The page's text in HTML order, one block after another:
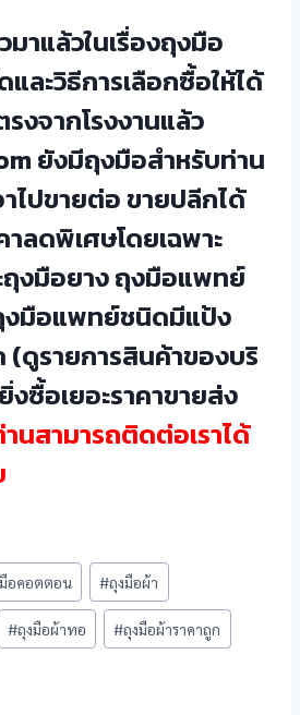
าแล้วในเรื่องถุงมือ
ละวิธีการเลือกซื้อให้ได้
งจากโรงงานแล้ว
ยังมีถุงมือสำหรับท่าน
ไปขายต่อ ขายปลีกได้
ลดพิเศษโดยเฉพาะ
ถุงมือยาง ถุงมือแพทย์
งมือแพทย์ชนิดมีแป้ง
(ดูรายการสินค้าของบริ
งซื้อเยอะราคาขายส่ง
นสามารถติดต่อเราได้
อคอตตอน #ถุงมือผ้า
#ถุงมือผ้าทอ #ถุงมือผ้าราคาถูก